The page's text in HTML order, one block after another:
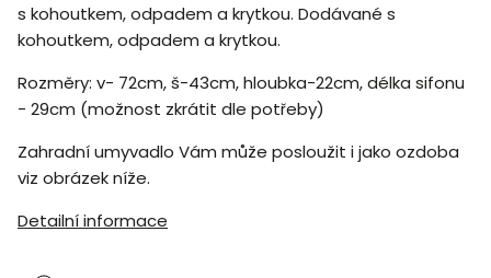
s kohoutkem, odpadem a krytkou. Dodávané s
kohoutkem, odpadem a krytkou.
Rozměry: v- 72cm, š-43cm, hloubka-22cm, délka sifonu
- 29cm (možnost zkrátit dle potřeby)
Zahradní umyvadlo Vám může posloužit i jako ozdoba
viz obrázek níže.
Detailní informace